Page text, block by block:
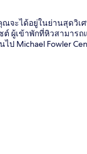
ณจะได้อยู่ในย่านสุดวิเ
ผู้เข้าพักที่หิวสามาร
ป Michael Fowler